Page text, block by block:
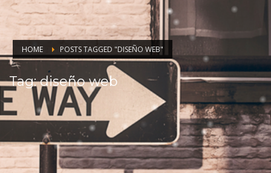
HOME POSTS TAGGED "DISEÑO WEB"
Tag: diseño web